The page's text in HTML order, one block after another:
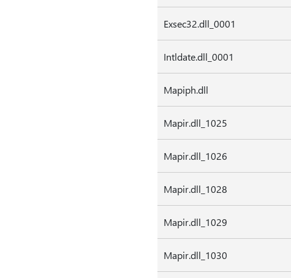
Exsec32.dll_0001
Intldate.dll_0001
Mapiph.dll
Mapir.dll_1025
Mapir.dll_1026
Mapir.dll_1028
Mapir.dll_1029
Mapir.dll_1030